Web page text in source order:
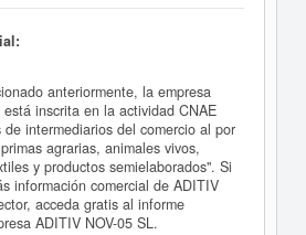
anteriormente, la empresa
está inscrita en la actividad CNAE
intermediarios del comercio al por
agrarias, animales vivos,
y productos semielaborados". Si
información comercial de ADITIV
acceda gratis al informe
ADITIV NOV-05 SL.